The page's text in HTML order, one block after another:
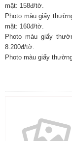
mặt: 158đ/tờ.
Photo màu giấy
mặt: 160đ/tờ.
Photo màu giấy
8.200đ/tờ.
Photo màu giấy